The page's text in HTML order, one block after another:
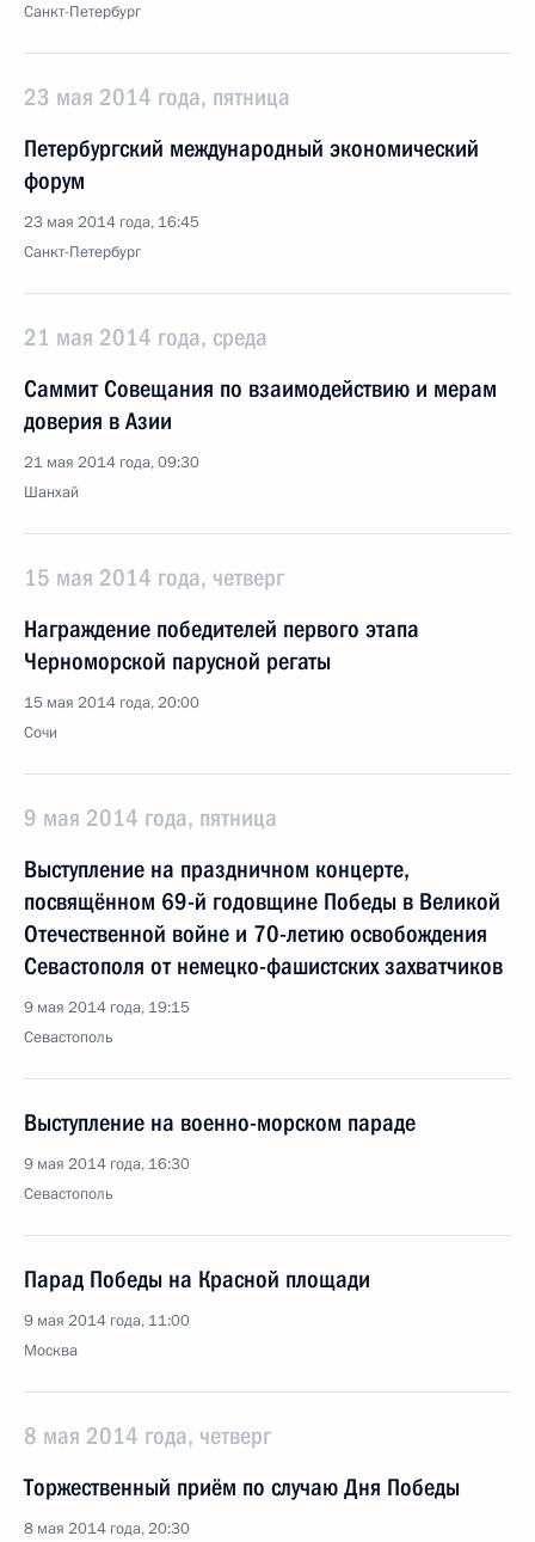
Санкт-Петербург
23 мая 2014 года, пятница
Петербургский международный экономический
форум
23 мая 2014 года, 16:45
Санкт-Петербург
21 мая 2014 года, среда
Саммит Совещания по взаимодействию и мерам
доверия в Азии
21 мая 2014 года, 09:30
Шанхай
15 мая 2014 года, четверг
Награждение победителей первого этапа
Черноморской парусной регаты
15 мая 2014 года, 20:00
Сочи
9 мая 2014 года, пятница
Выступление на праздничном концерте,
посвящённом 69-й годовщине Победы в Великой
Отечественной войне и 70-летию освобождения
Севастополя от немецко-фашистских захватчиков
9 мая 2014 года, 19:15
Севастополь
Выступление на военно-морском параде
9 мая 2014 года, 16:30
Севастополь
Парад Победы на Красной площади
9 мая 2014 года, 11:00
Москва
8 мая 2014 года, четверг
Торжественный приём по случаю Дня Победы
8 мая 2014 года, 20:30